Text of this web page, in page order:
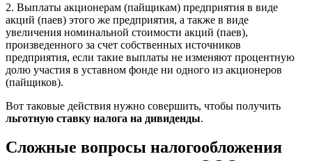
2. Выплаты акционерам (пайщикам) предприятия в виде
акций (паев) этого же предприятия, а также в виде
увеличения номинальной стоимости акций (паев),
произведенного за счет собственных источников
предприятия, если такие выплаты не изменяют процентную
долю участия в уставном фонде ни одного из акционеров
(пайщиков).
Вот таковые действия нужно совершить, чтобы получить
льготную ставку налога на дивиденды.
Сложные вопросы налогообложения